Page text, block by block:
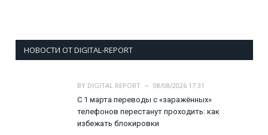
НОВОСТИ ОТ DIGITAL-REPORT
BY DIGITAL REPORT
08/08/2026 17:31
С 1 марта переводы с «заражённых»
телефонов перестанут проходить: как
избежать блокировки